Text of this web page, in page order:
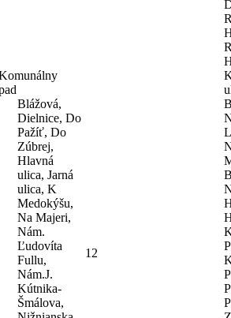
Blážová,
Dielnice, Do
Pažíť, Do
Zúbrej,
Hlavná
ulica, Jarná
ulica, K
Medokýšu,
Na Majeri,
Nám.
Ľudovíta
Fullu,
Nám.J.
Kútnika-
Šmálova,
12